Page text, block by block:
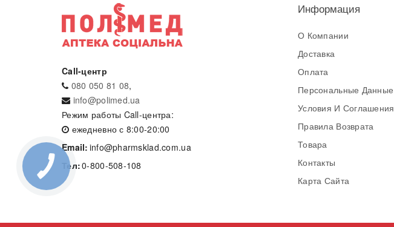
Call-центр
080 050 81 08,
info@polimed.ua
Режим работы Call-центра:
ежедневно с 8:00-20:00
Email: info@pharmsklad.com.ua
Тел:0-800-508-108
Информация
О Компании
Доставка
Оплата
Персональные Данные
Условия И Соглашения
Правила Возврата
Товара
Контакты
Карта Сайта